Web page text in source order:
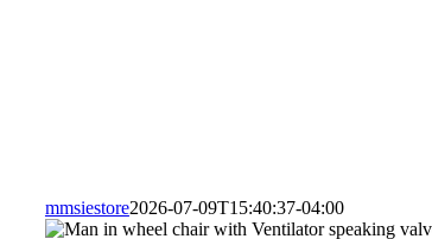
mmsiestore2026-07-09T15:40:37-04:00